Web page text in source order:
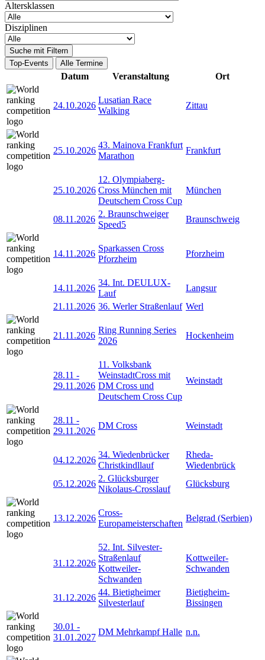
Altersklassen
Disziplinen
Suche mit Filtern
Top-Events
Alle Termine
Datum Veranstaltung Ort
24.10.2026
Lusatian Race
Walking
Zittau
25.10.2026
43. Mainova Frankfurt
Marathon
Frankfurt
25.10.2026
12. Olympiaberg-
Cross München mit
Deutschem Cross Cup
München
08.11.2026
2. Braunschweiger
Speed5
Braunschweig
14.11.2026
Sparkassen Cross
Pforzheim
Pforzheim
14.11.2026
34. Int. DEULUX-
Lauf
Langsur
21.11.2026 36. Werler Straßenlauf Werl
21.11.2026
Ring Running Series
2026
Hockenheim
28.11 -
29.11.2026
11. Volksbank
WeinstadtCross mit
DM Cross und
Deutschem Cross Cup
Weinstadt
28.11 -
29.11.2026
DM Cross Weinstadt
04.12.2026
34. Wiedenbrücker
Christkindllauf
Rheda-
Wiedenbrück
05.12.2026
2. Glücksburger
Nikolaus-Crosslauf
Glücksburg
13.12.2026
Cross-
Europameisterschaften
Belgrad (Serbien)
31.12.2026
52. Int. Silvester-
Straßenlauf
Kottweiler-
Schwanden
Kottweiler-
Schwanden
31.12.2026
44. Bietigheimer
Silvesterlauf
Bietigheim-
Bissingen
30.01 -
31.01.2027
DM Mehrkampf Halle n.n.